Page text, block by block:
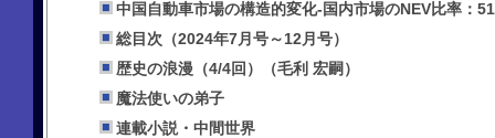
中国自動車市場の構造的変化-国内市場のNEV比率：
総目次（2024年7月号～12月号）
歴史の浪漫（4/4回）（毛利 宏嗣）
魔法使いの弟子
連載小説・中間世界